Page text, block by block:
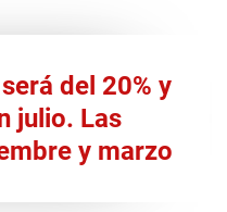
del 20% y
julio. Las
y marzo